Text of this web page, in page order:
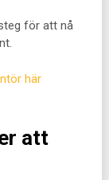
för att nå
här
att